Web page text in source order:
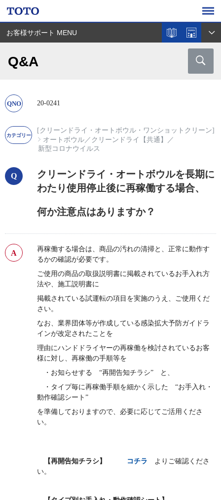
お客様サポート MENU
Q&A
20-0241
[クリーンドライ・オートボウル・ワンショットクリーン]
オートボウル／ クリーンドライ【共通】
／
新型コロナウイルス
クリーンドライ・オートボウルを長期に
わたり使用停止後に再稼働する場合、
何か注意点はありますか？
再稼働する場合は、商品の汚れの清掃と、正常に動作す
るかの確認が必要です。
ご使用の商品の取扱説明書に掲載されているお手入れ方
法や、施工説明書に
掲載されている試運転の項目を実施のうえ、ご使用くだ
さい。
なお、業界団体等が作成している感染拡大予防ガイドラ
インが改定されたことを
理由にハンドドライヤーの再稼働を検討されているお客
様に対し、再稼働の手順等を
・お知らせする “再開告知チラシ”
と、
・タイプ毎に再稼働手順を細かく示した
“お手入れ・
動作確認シート”
を準備しておりますので、必要に応じてご活用くださ
い。
【再開告知チラシ】 コチラ よりご確認くださ
い。